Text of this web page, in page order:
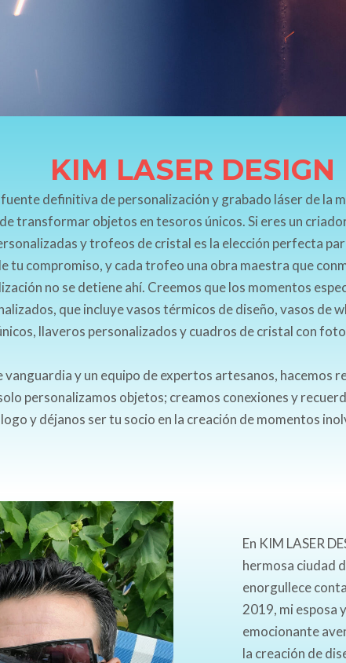
KIM LASER DESIGN
definitiva de personalización y grabado láser de la
transformar objetos en tesoros únicos. Si eres un
y trofeos de cristal es la elección perfecta
tu compromiso, y cada trofeo una obra maestra que
no se detiene ahí. Creemos que los momentos
que incluye vasos térmicos de diseño, vasos de
llaveros personalizados y cuadros de cristal con
y un equipo de expertos artesanos, hacemos
personalizamos objetos; creamos conexiones y
y déjanos ser tu socio en la creación de momentos
En KIM LASER
hermosa ciudad
enorgullece
2019, mi esposa
emocionante
la creación de